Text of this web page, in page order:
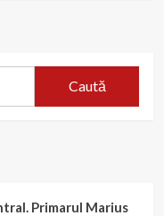
Primarul Marius